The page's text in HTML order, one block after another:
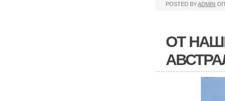
POSTED BYADMIN
ОТ